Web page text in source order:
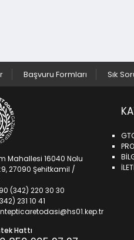
Başvuru Formları Sık
Mahallesi 16040 Nolu
27090 Şehitkamil /
(342) 220 30 30
231 10 41
Hattı